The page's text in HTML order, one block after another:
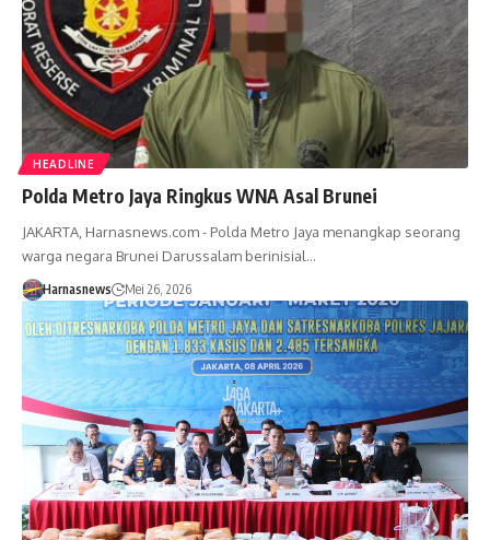
HEADLINE
Polda Metro Jaya Ringkus WNA Asal Brunei
JAKARTA, Harnasnews.com - Polda Metro Jaya menangkap seorang
warga negara Brunei Darussalam berinisial…
Harnasnews Mei 26, 2026